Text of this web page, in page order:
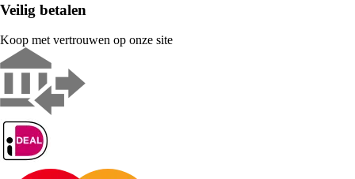
Veilig betalen
Koop met vertrouwen op onze site